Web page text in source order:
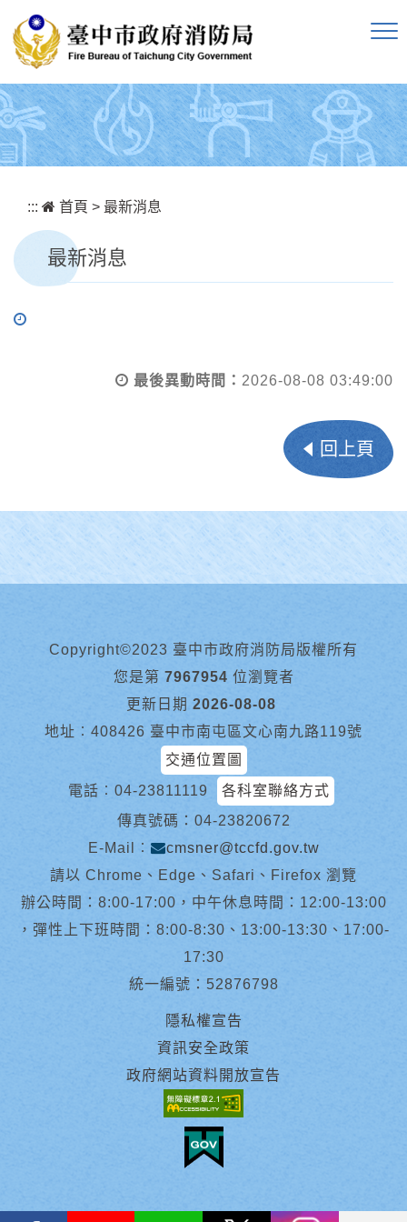
::: 首頁 > 最新消息
最新消息
最後異動時間： 2026-08-08 03:49:00
回上頁
Copyright©2023 臺中市政府消防局版權所有
您是第 7967954 位瀏覽者
更新日期 2026-08-08
地址︰408426 臺中市南屯區文心南九路119號
交通位置圖
電話︰ 04-23811119
各科室聯絡方式
傳真號碼：04-23820672
E-Mail︰
cmsner@tccfd.gov.tw
請以 Chrome、Edge、Safari、Firefox 瀏覽
辦公時間：8:00-17:00，中午休息時間：12:00-13:00
，彈性上下班時間：8:00-8:30、13:00-13:30、17:00-
17:30
統一編號：52876798
隱私權宣告
資訊安全政策
政府網站資料開放宣告